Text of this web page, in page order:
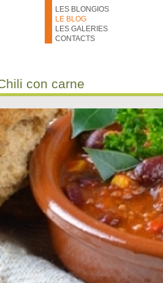
LES BLONGIOS
LE BLOG
LES GALERIES
CONTACTS
con carne